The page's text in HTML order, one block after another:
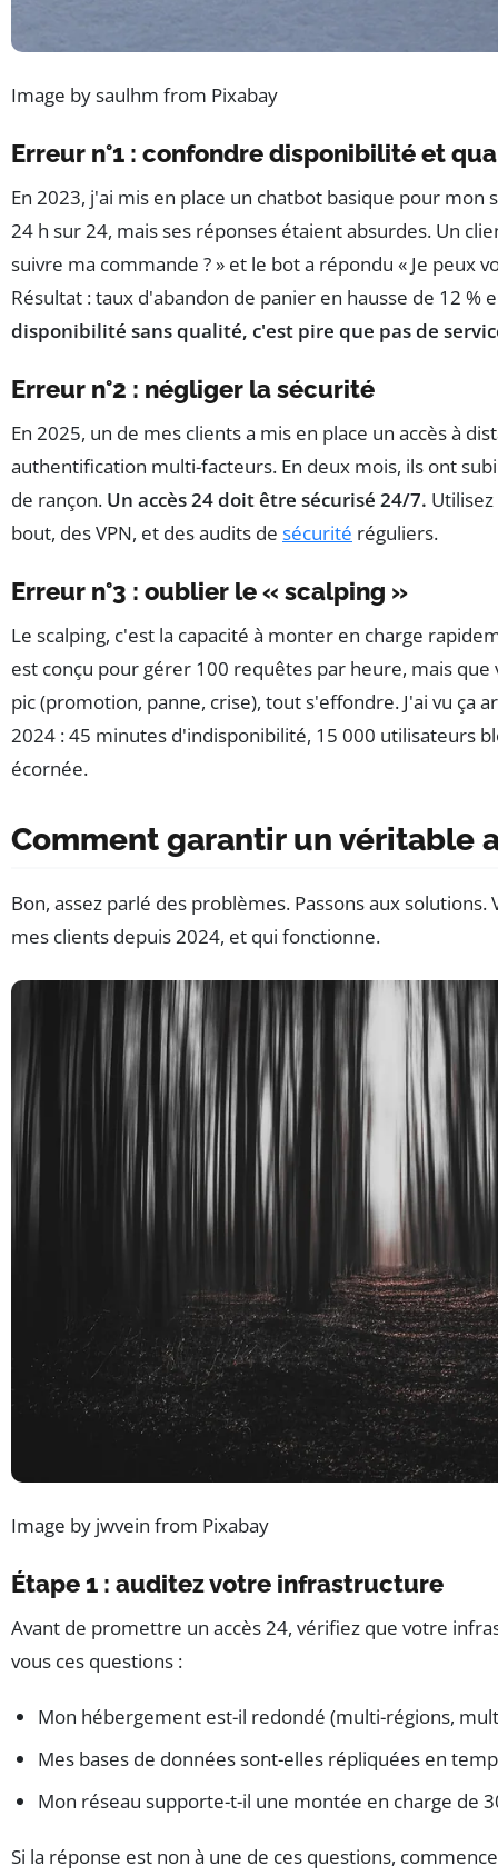
Image by saulhm from Pixabay
Erreur n°1 : confondre disponibilité et
En 2023, j'ai mis en place un chatbot basique pour
24 h sur 24, mais ses réponses étaient absurdes. Un
suivre ma commande ? » et le bot a répondu « Je peux
Résultat : taux d'abandon de panier en hausse de 12 %
disponibilité sans qualité, c'est pire que pas de
Erreur n°2 : négliger la sécurité
En 2025, un de mes clients a mis en place un accès à
authentification multi-facteurs. En deux mois, ils ont
de rançon. Un accès 24 doit être sécurisé 24/7.
bout, des VPN, et des audits de sécurité réguliers.
Erreur n°3 : oublier le « scalping »
Le scalping, c'est la capacité à monter en charge
est conçu pour gérer 100 requêtes par heure, mais
pic (promotion, panne, crise), tout s'effondre. J'ai vu ça
2024 : 45 minutes d'indisponibilité, 15 000 utilisateurs
écornée.
Comment garantir un véritable
Bon, assez parlé des problèmes. Passons aux solutions.
mes clients depuis 2024, et qui fonctionne.
Image by jwvein from Pixabay
Étape 1 : auditez votre infrastructure
Avant de promettre un accès 24, vérifiez que votre
vous ces questions :
Mon hébergement est-il redondé (multi-régions,
Mes bases de données sont-elles répliquées en
Mon réseau supporte-t-il une montée en charge de
Si la réponse est non à une de ces questions,